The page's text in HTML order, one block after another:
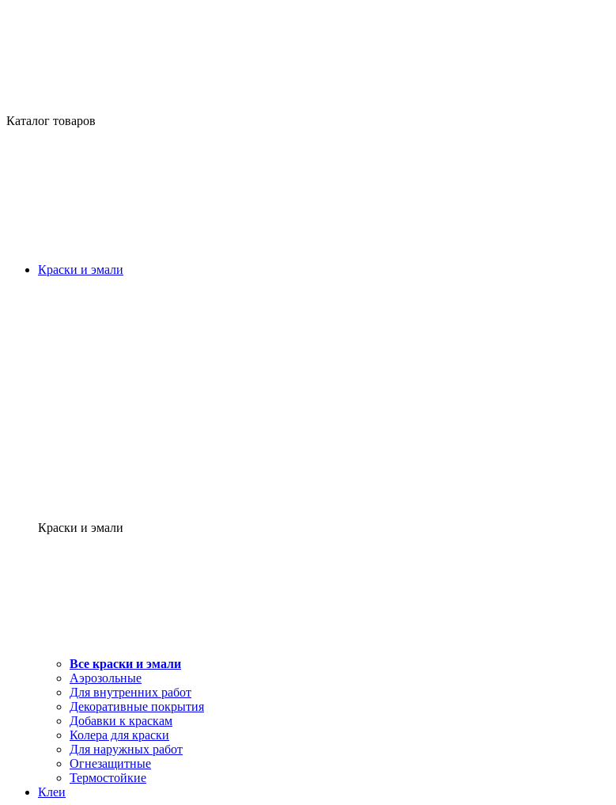
Каталог товаров
Краски и эмали
Краски и эмали
Все краски и эмали
Аэрозольные
Для внутренних работ
Декоративные покрытия
Добавки к краскам
Колера для краски
Для наружных работ
Огнезащитные
Термостойкие
Клеи